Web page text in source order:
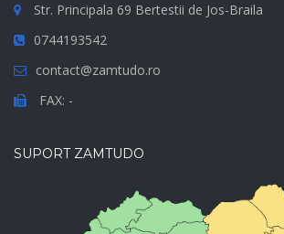
Str. Principala 69 Bertestii de Jos-Braila
0744193542
contact@zamtudo.ro
FAX: -
SUPORT ZAMTUDO